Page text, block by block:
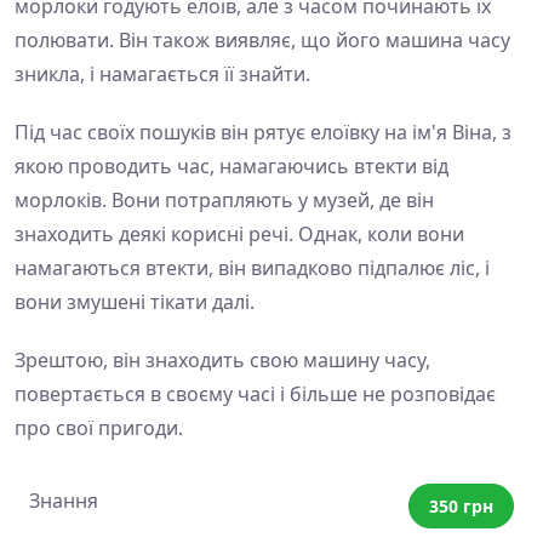
морлоки годують елоїв, але з часом починають їх
полювати. Він також виявляє, що його машина часу
зникла, і намагається її знайти.
Під час своїх пошуків він рятує елоївку на ім'я Віна, з
якою проводить час, намагаючись втекти від
морлоків. Вони потрапляють у музей, де він
знаходить деякі корисні речі. Однак, коли вони
намагаються втекти, він випадково підпалює ліс, і
вони змушені тікати далі.
Зрештою, він знаходить свою машину часу,
повертається в своєму часі і більше не розповідає
про свої пригоди.
Знання 350 грн